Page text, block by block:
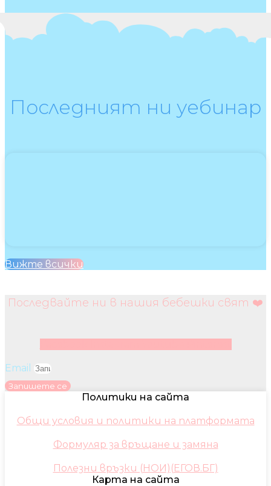
Последният ни уебинар
Вижте всички
Последвайте ни в нашия бебешки свят ❤️
Email
Запишете се
Политики на сайта
Общи условия и политики на платформата
Формуляр за връщане и замяна
Полезни връзки (НОИ)(ЕГОВ.БГ)
Карта на сайта